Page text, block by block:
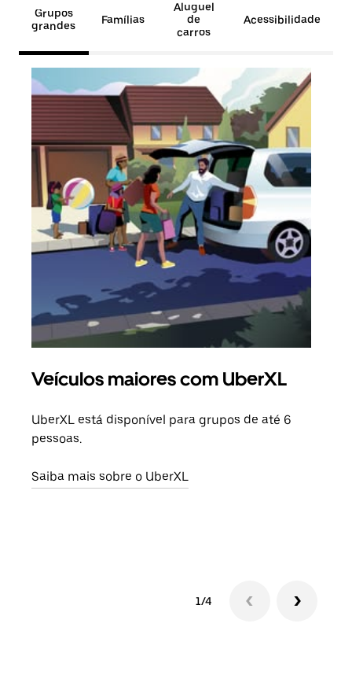
Grupos
grandes
Famílias
Aluguel
de
carros
Acessibilidade
Veículos maiores com UberXL
UberXL está disponível para grupos de até 6
pessoas.
Saiba mais sobre o UberXL
1/4